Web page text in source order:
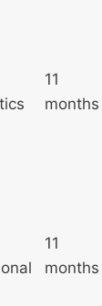
11
months
11
months